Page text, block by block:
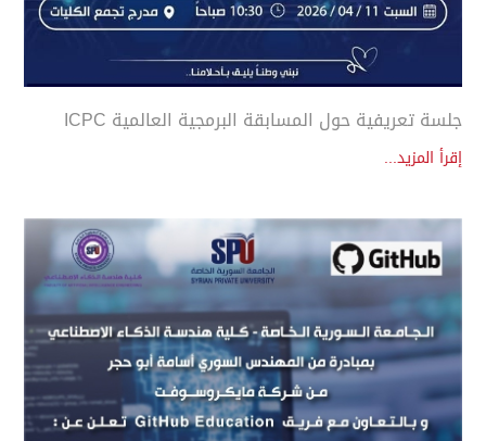
جلسة تعريفية حول المسابقة البرمجية العالمية ICPC
إقرأ المزيد...